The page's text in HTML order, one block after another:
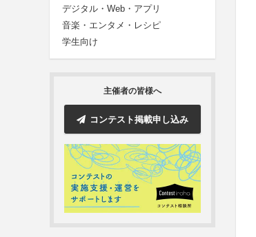
デジタル・Web・アプリ
音楽・エンタメ・レシピ
学生向け
主催者の皆様へ
コンテスト掲載申し込み